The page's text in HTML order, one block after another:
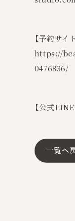
【予約サイ
https://
0476836/
【公式LINE
一覧へ